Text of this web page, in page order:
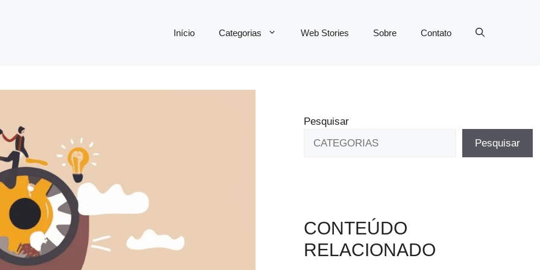
Início Categorias Web Stories Sobre Contato
Pesquisar
Pesquisar
CONTEÚDO
RELACIONADO